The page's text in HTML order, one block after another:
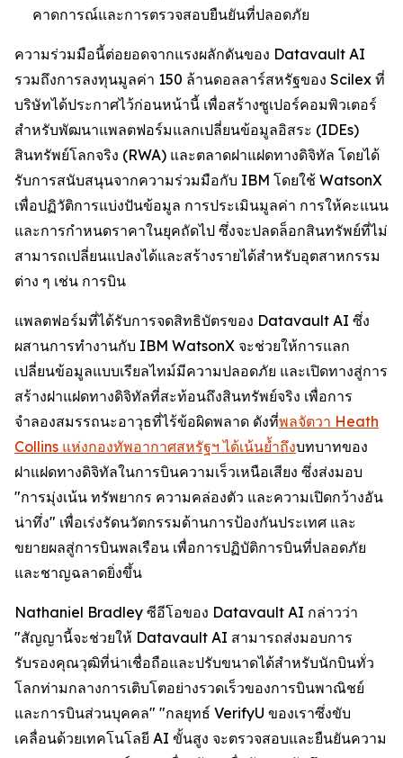
คาดการณ์และการตรวจสอบยืนยันที่ปลอดภัย
ความร่วมมือนี้ต่อยอดจากแรงผลักดันของ Datavault AI
รวมถึงการลงทุนมูลค่า 150 ล้านดอลลาร์สหรัฐของ Scilex ที่
บริษัทได้ประกาศไว้ก่อนหน้านี้ เพื่อสร้างซูเปอร์คอมพิวเตอร์
สำหรับพัฒนาแพลตฟอร์มแลกเปลี่ยนข้อมูลอิสระ (IDEs)
สินทรัพย์โลกจริง (RWA) และตลาดฝาแฝดทางดิจิทัล โดยได้
รับการสนับสนุนจากความร่วมมือกับ IBM โดยใช้ WatsonX
เพื่อปฏิวัติการแบ่งปันข้อมูล การประเมินมูลค่า การให้คะแนน
และการกำหนดราคาในยุคถัดไป ซึ่งจะปลดล็อกสินทรัพย์ที่ไม่
สามารถเปลี่ยนแปลงได้และสร้างรายได้สำหรับอุตสาหกรรม
ต่าง ๆ เช่น การบิน
แพลตฟอร์มที่ได้รับการจดสิทธิบัตรของ Datavault AI ซึ่ง
ผสานการทำงานกับ IBM WatsonX จะช่วยให้การแลก
เปลี่ยนข้อมูลแบบเรียลไทม์มีความปลอดภัย และเปิดทางสู่การ
สร้างฝาแฝดทางดิจิทัลที่สะท้อนถึงสินทรัพย์จริง เพื่อการ
จำลองสมรรถนะอาวุธที่ไร้ข้อผิดพลาด ดังที่พลจัตวา Heath
Collins แห่งกองทัพอากาศสหรัฐฯ ได้เน้นย้ำถึงบทบาทของ
ฝาแฝดทางดิจิทัลในการบินความเร็วเหนือเสียง ซึ่งส่งมอบ
"การมุ่งเน้น ทรัพยากร ความคล่องตัว และความเปิดกว้างอัน
น่าทึ่ง" เพื่อเร่งรัดนวัตกรรมด้านการป้องกันประเทศ และ
ขยายผลสู่การบินพลเรือน เพื่อการปฏิบัติการบินที่ปลอดภัย
และชาญฉลาดยิ่งขึ้น
Nathaniel Bradley ซีอีโอของ Datavault AI กล่าวว่า
"สัญญานี้จะช่วยให้ Datavault AI สามารถส่งมอบการ
รับรองคุณวุฒิที่น่าเชื่อถือและปรับขนาดได้สำหรับนักบินทั่ว
โลกท่ามกลางการเติบโตอย่างรวดเร็วของการบินพาณิชย์
และการบินส่วนบุคคล" "กลยุทธ์ VerifyU ของเราซึ่งขับ
เคลื่อนด้วยเทคโนโลยี AI ขั้นสูง จะตรวจสอบและยืนยันความ